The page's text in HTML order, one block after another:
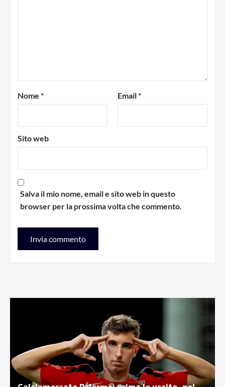
Nome * Email*
Sito web
Salva il mio nome, email e sito web in questo
browser per la prossima volta che commento.